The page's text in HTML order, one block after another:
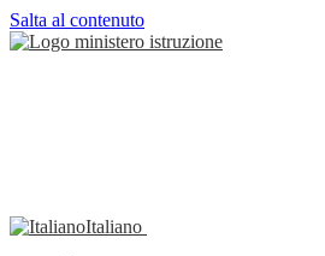
Salta al contenuto
Italiano